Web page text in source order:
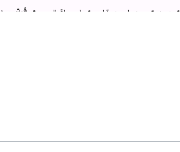
ترجمه احمد آرام، تهران، اقبال،
قرشی